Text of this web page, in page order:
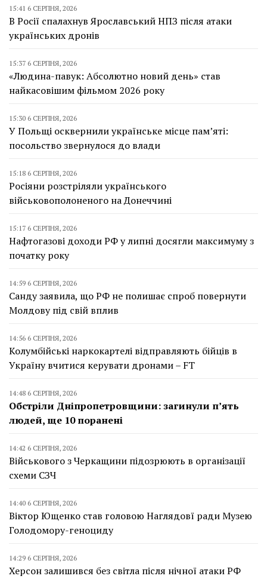
15:41 6 СЕРПНЯ, 2026
В Росії спалахнув Ярославський НПЗ після атаки
українських дронів
15:37 6 СЕРПНЯ, 2026
«Людина-павук: Абсолютно новий день» став
найкасовішим фільмом 2026 року
15:30 6 СЕРПНЯ, 2026
У Польщі осквернили українське місце пам’яті:
посольство звернулося до влади
15:18 6 СЕРПНЯ, 2026
Росіяни розстріляли українського
військовополоненого на Донеччині
15:17 6 СЕРПНЯ, 2026
Нафтогазові доходи РФ у липні досягли максимуму з
початку року
14:59 6 СЕРПНЯ, 2026
Санду заявила, що РФ не полишає спроб повернути
Молдову під свій вплив
14:56 6 СЕРПНЯ, 2026
Колумбійські наркокартелі відправляють бійців в
Україну вчитися керувати дронами – FT
14:48 6 СЕРПНЯ, 2026
Обстріли Дніпропетровщини: загинули п’ять
людей, ще 10 поранені
14:42 6 СЕРПНЯ, 2026
Військового з Черкащини підозрюють в організації
схеми СЗЧ
14:40 6 СЕРПНЯ, 2026
Віктор Ющенко став головою Наглядовї ради Музею
Голодомору-геноциду
14:29 6 СЕРПНЯ, 2026
Херсон залишився без світла після нічної атаки РФ